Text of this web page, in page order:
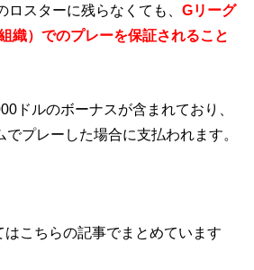
ロスターに残らなくても、Gリーグ
織）でのプレーを保証されること
ドルのボーナスが含まれており、
プレーした場合に支払われます。
こちらの記事でまとめています